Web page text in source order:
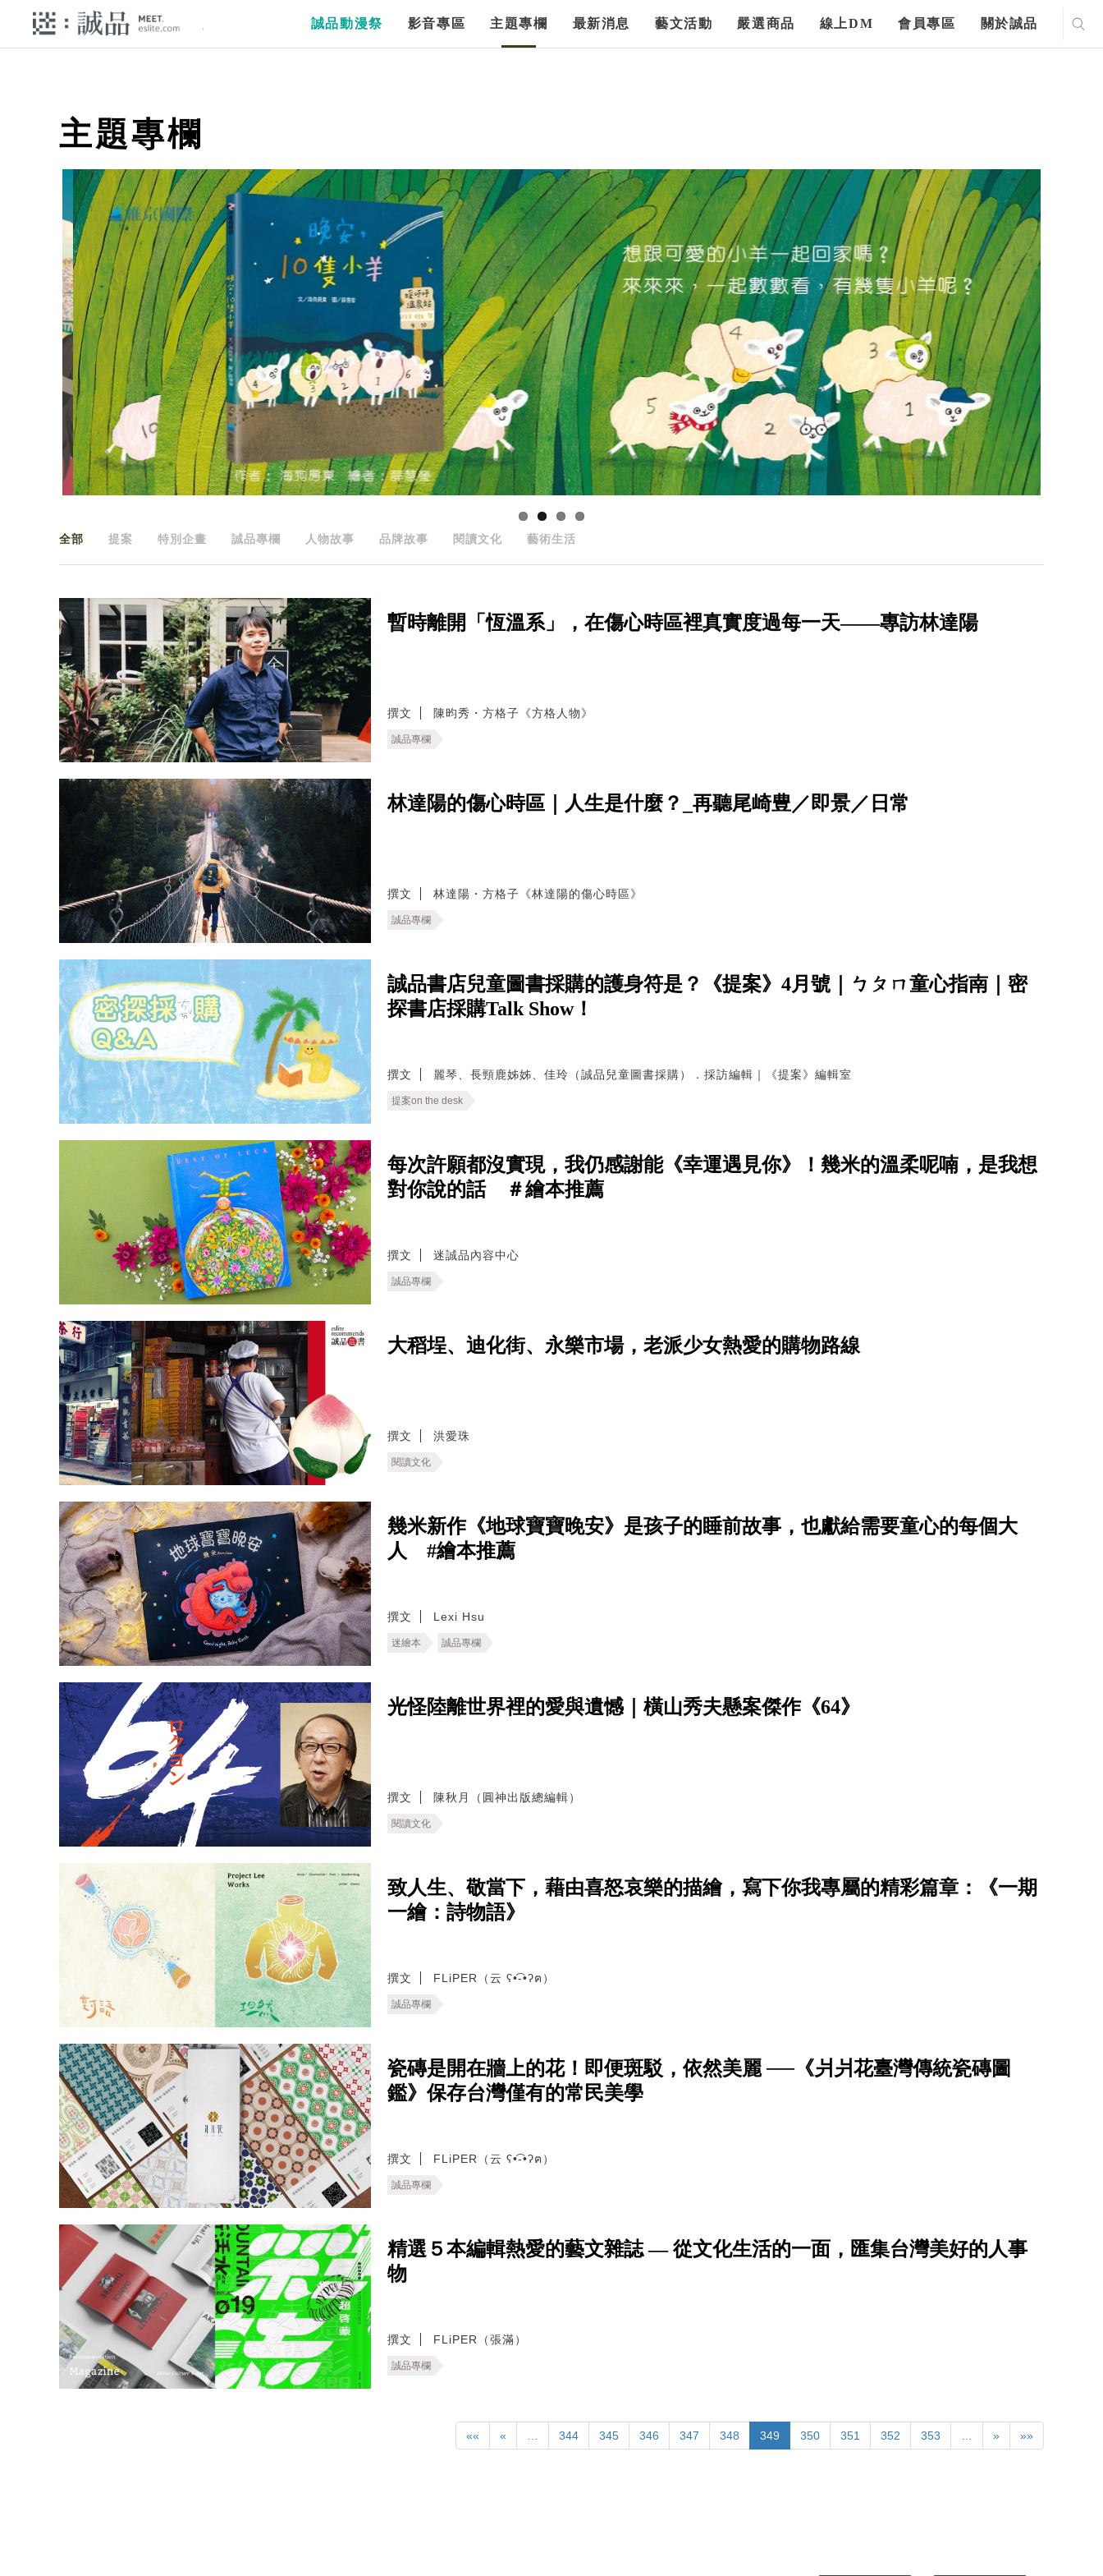
誠品動漫祭 影音專區 主題專欄 最新消息 藝文活動 嚴選商品 線上DM 會員專區 關於誠品
主題專欄
全部 提案 特別企畫 誠品專欄 人物故事 品牌故事 閱讀文化 藝術生活
暫時離開「恆溫系」，在傷心時區裡真實度過每一天——專訪林達陽
撰文 陳昀秀・方格子《方格人物》
誠品專欄
林達陽的傷心時區｜人生是什麼？_再聽尾崎豊／即景／日常
撰文 林達陽・方格子《林達陽的傷心時區》
誠品專欄
誠品書店兒童圖書採購的護身符是？《提案》4月號｜ㄅㄆㄇ童心指南｜密
探書店採購Talk Show！
撰文 麗琴、長頸鹿姊姊、佳玲（誠品兒童圖書採購）．採訪編輯｜《提案》編輯室
提案on the desk
每次許願都沒實現，我仍感謝能《幸運遇見你》！幾米的溫柔呢喃，是我想
對你說的話 ＃繪本推薦
撰文 迷誠品內容中心
誠品專欄
大稻埕、迪化街、永樂市場，老派少女熱愛的購物路線
撰文 洪愛珠
閱讀文化
幾米新作《地球寶寶晚安》是孩子的睡前故事，也獻給需要童心的每個大
人 #繪本推薦
撰文 Lexi Hsu
迷繪本 誠品專欄
光怪陸離世界裡的愛與遺憾｜橫山秀夫懸案傑作《64》
撰文 陳秋月（圓神出版總編輯）
閱讀文化
致人生、敬當下，藉由喜怒哀樂的描繪，寫下你我專屬的精彩篇章：《一期
一繪：詩物語》
撰文 FLiPER（云 ʕ•͡-•ʔฅ）
誠品專欄
瓷磚是開在牆上的花！即便斑駁，依然美麗 ──《爿爿花臺灣傳統瓷磚圖
鑑》保存台灣僅有的常民美學
撰文 FLiPER（云 ʕ•͡-•ʔฅ）
誠品專欄
精選５本編輯熱愛的藝文雜誌 — 從文化生活的一面，匯集台灣美好的人事
物
撰文 FLiPER（張滿）
誠品專欄
«« « … 344 345 346 347 348 349 350 351 352 353 … » »»